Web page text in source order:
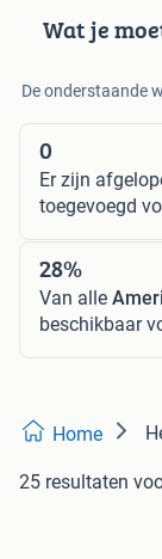
Wat je
De onderstaande
0
Er zijn
toegevoegd
28%
Van alle
beschikbaar
Home
25 resultaten